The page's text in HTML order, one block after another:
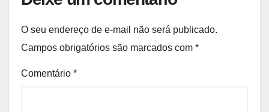
O seu endereço de e-mail não será publicado.
Campos obrigatórios são marcados com *
Comentário *